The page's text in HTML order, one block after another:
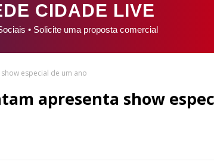
CIDADE LIVE
• Solicite uma proposta comercial
especial de um ano
apresenta show